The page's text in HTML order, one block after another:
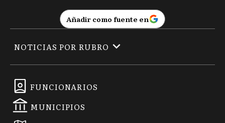
Añadir como fuente en
FUNCIONARIOS
MUNICIPIOS
NOTICIAS POR RUBRO